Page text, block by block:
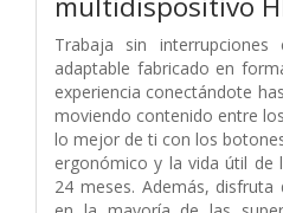
Trabaja sin
adaptable fabricado en
experiencia conectándote
moviendo contenido entre
lo mejor de ti con los
ergonómico y la vida útil de
24 meses. Además,